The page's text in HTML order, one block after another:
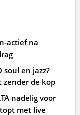
actief na
soul en jazz?
zender de kop
nadelig voor
met live